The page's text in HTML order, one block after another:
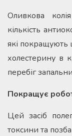
Оливкова
кількість
які покращують
холестерину в
перебіг
Покращує
Цей засіб
токсини та